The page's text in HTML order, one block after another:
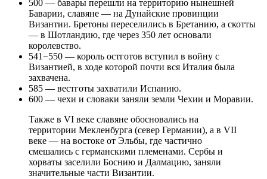
500 — бавары перешли на территорию нынешней
Баварии, славяне — на Дунайские провинции
Византии. Бретоны переселились в Бретанию, а скотты
— в Шотландию, где через 350 лет основали
королевство.
541−550 — король остготов вступил в войну с
Византией, в ходе которой почти вся Италия была
захвачена.
585 — вестготы захватили Испанию.
600 — чехи и словаки заняли земли Чехии и Моравии.
Также в VI веке славяне обосновались на
территории Мекленбурга (север Германии), а в VII
веке — на востоке от Эльбы, где частично
смешались с германскими племенами. Сербы и
хорваты заселили Боснию и Далмацию, заняли
значительные части Византии.